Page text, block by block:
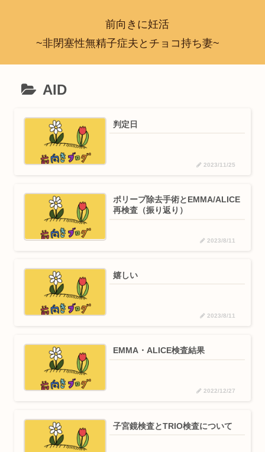
前向きに妊活
~非閉塞性無精子症夫とチョコ持ち妻~
AID
判定日
2023/11/25
ポリープ除去手術とEMMA/ALICE
再検査（振り返り）
2023/8/11
嬉しい
2023/8/11
EMMA・ALICE検査結果
2022/12/27
子宮鏡検査とTRIO検査について